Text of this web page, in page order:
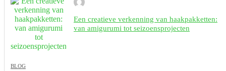
Een creatieve verkenning van haakpakketten:
van amigurumi tot seizoensprojecten
BLOG